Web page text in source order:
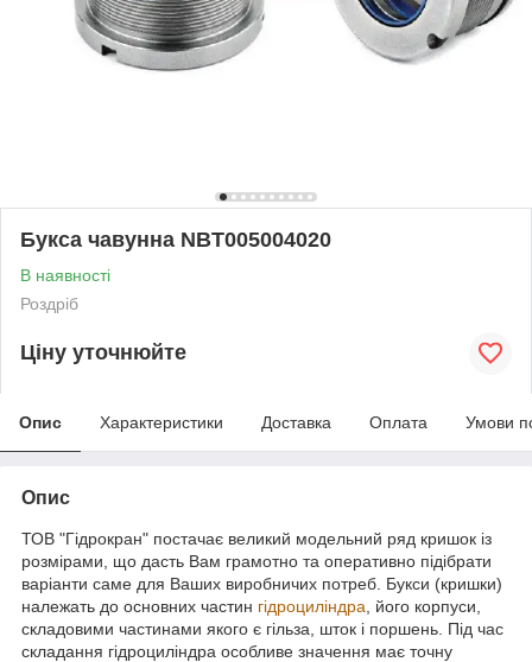
Букса чавунна NBT005004020
В наявності
Роздріб
Ціну уточнюйте
Опис Характеристики Доставка Оплата Умови
Опис
ТОВ "Гідрокран" постачає великий модельний ряд кришок із
розмірами, що дасть Вам грамотно та оперативно підібрати
варіанти саме для Ваших виробничих потреб. Букси (кришки)
належать до основних частин гідроциліндра , його корпуси,
складовими частинами якого є гільза, шток і поршень. Під час
складання гідроциліндра особливе значення має точну